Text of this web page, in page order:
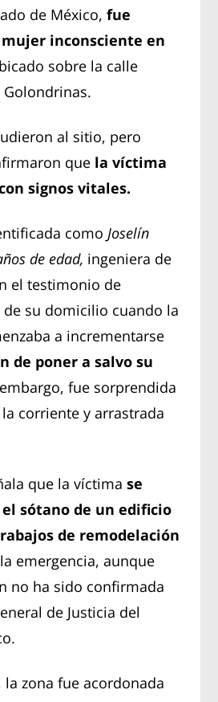
de México,fue
inconsciente en
sobre la calle
Golondrinas.
al sitio, pero
que la víctima
signos vitales.
como Joselín
de edad, ingeniera de
el testimonio de
su domicilio cuando la
a incrementarse
de poner a salvo su
fue sorprendida
corriente y arrastrada
que la víctima se
sótano de un edificio
de remodelación
emergencia, aunque
no ha sido confirmada
de Justicia del
la zona fue acordonada